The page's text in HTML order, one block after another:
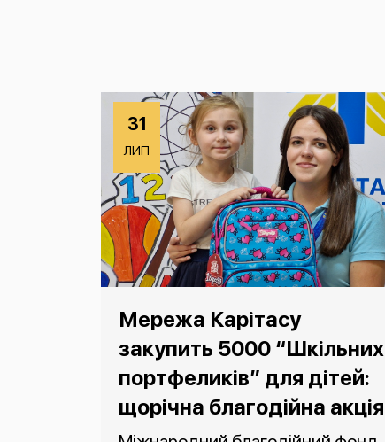
31
ЛИП
Мережа Карітасу
закупить 5000 “Шкільних
портфеликів” для дітей:
щорічна благодійна акція